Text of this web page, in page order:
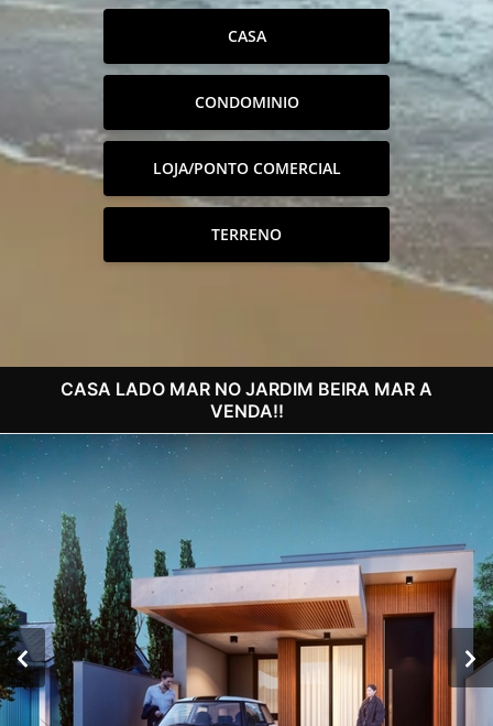
CASA
CONDOMINIO
LOJA/PONTO COMERCIAL
TERRENO
CASA LADO MAR NO JARDIM BEIRA MAR A
VENDA!!